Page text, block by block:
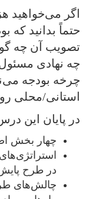
اگر می‌خواهید
حتماً بدانید که
تصویب آن چه
چه نهادی
چرخه بودجه
استانی/محلی
در پایان این
چهار بخش
در طرح پایش
چالش‌های